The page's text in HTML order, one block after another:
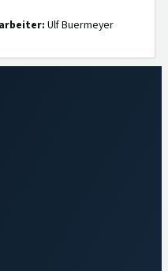
Ulf Buermeyer